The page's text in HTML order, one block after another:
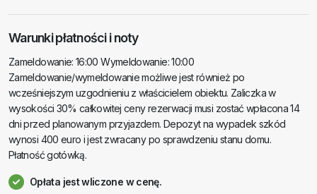
Warunki płatności i noty
Zameldowanie: 16:00 Wymeldowanie: 10:00
Zameldowanie/wymeldowanie możliwe jest również po
wcześniejszym uzgodnieniu z właścicielem obiektu. Zaliczka w
wysokości 30% całkowitej ceny rezerwacji musi zostać wpłacona 14
dni przed planowanym przyjazdem. Depozyt na wypadek szkód
wynosi 400 euro i jest zwracany po sprawdzeniu stanu domu.
Płatność gotówką.
Opłata jest wliczone w cenę.